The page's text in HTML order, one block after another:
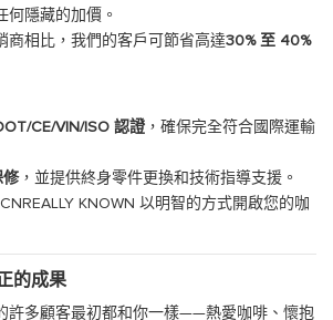
何隱藏的加價。
商相比，我們的客戶可節省高達30% 至 40%
CE/VIN/ISO 認證 ，確保完全符合國際運輸
修，並提供終身零件更換和技術指導支援。
的成果
許多顧客最初都和你一樣——熱愛咖啡、懷抱